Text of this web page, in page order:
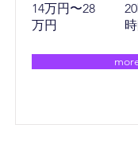
14万円〜28
万円